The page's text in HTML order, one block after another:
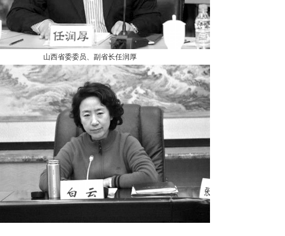
山西省委委员、副省长任润厚